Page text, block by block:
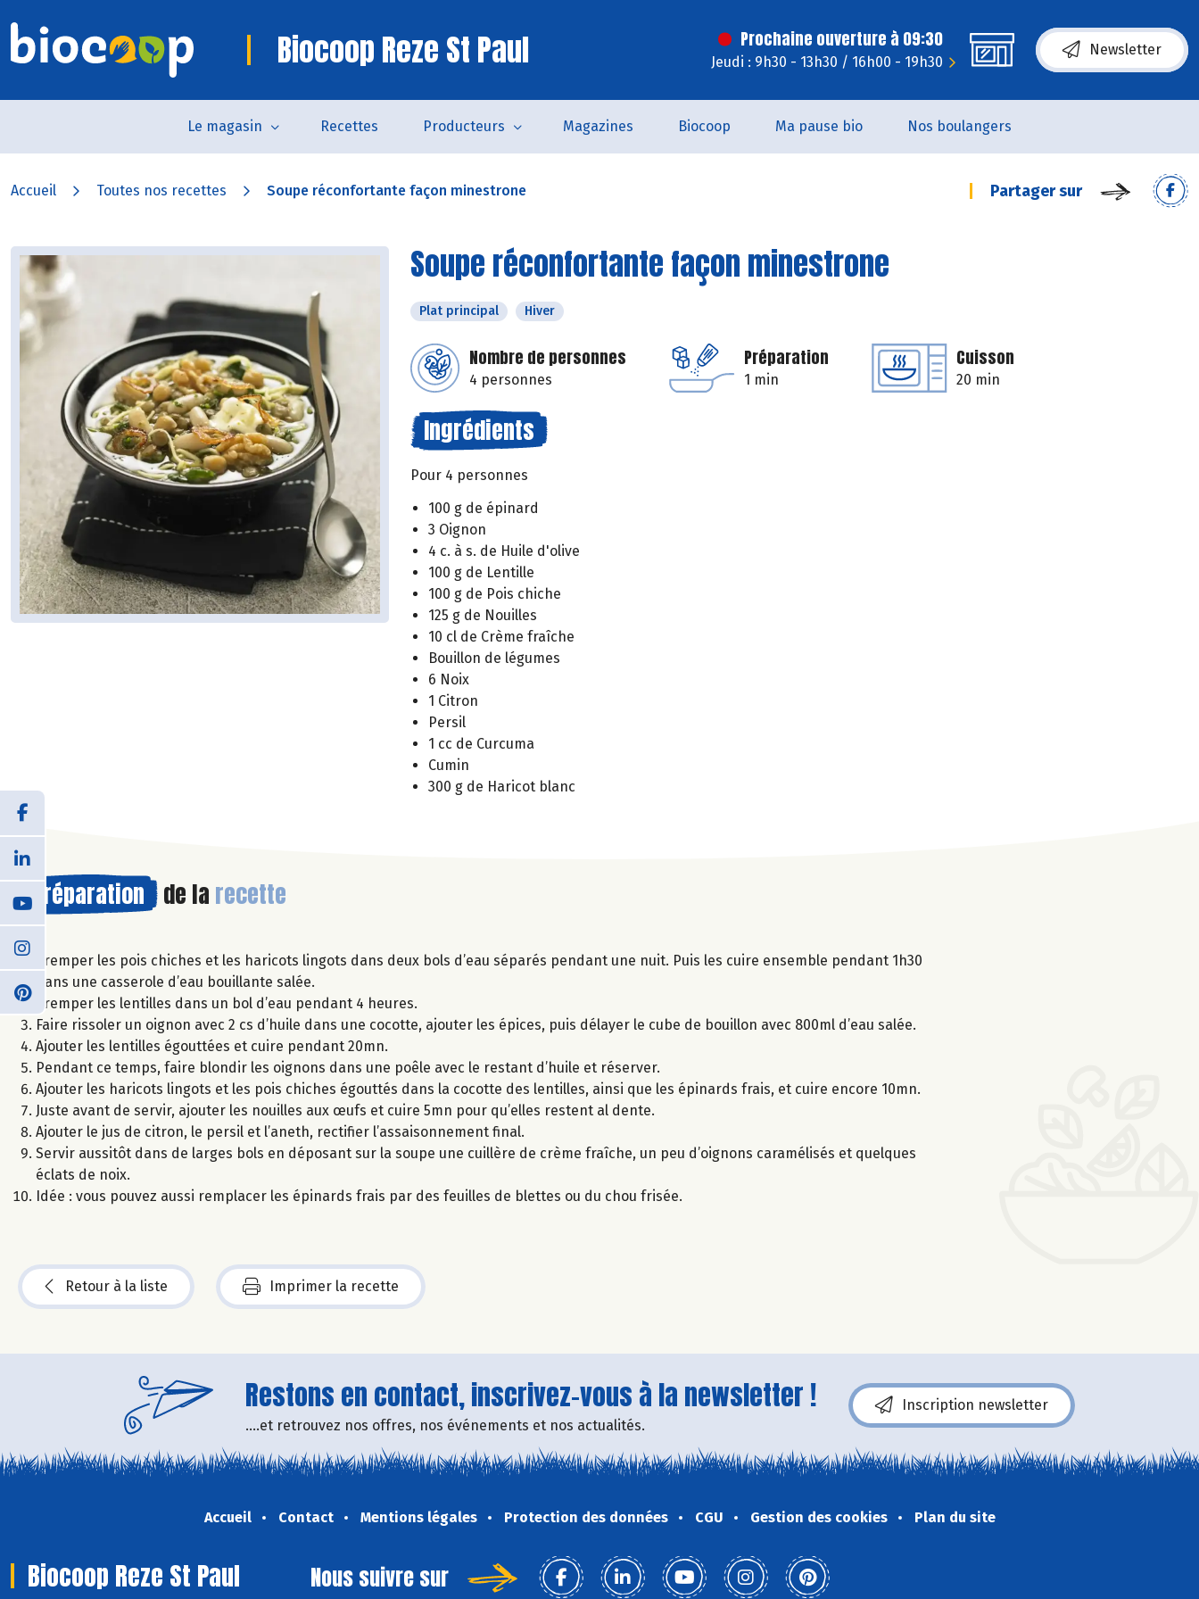
Biocoop Reze St Paul Prochaine ouverture à 09:30
Jeudi : 9h30 - 13h30 / 16h00 - 19h30
Newsletter
Le magasin Recettes Producteurs Magazines Biocoop Ma pause bio Nos boulangers
Accueil Toutes nos recettes Soupe réconfortante façon minestrone Partager sur
Soupe réconfortante façon minestrone
Plat principal Hiver
Nombre de personnes
4 personnes
Préparation
1 min
Cuisson
20 min
Ingrédients
Pour 4 personnes
100 g de épinard
3 Oignon
4 c. à s. de Huile d'olive
100 g de Lentille
100 g de Pois chiche
125 g de Nouilles
10 cl de Crème fraîche
Bouillon de légumes
6 Noix
1 Citron
Persil
1 cc de Curcuma
Cumin
300 g de Haricot blanc
Préparation de la recette
Tremper les pois chiches et les haricots lingots dans deux bols d’eau séparés pendant une nuit. Puis les cuire ensemble pendant 1h30
dans une casserole d’eau bouillante salée.
Tremper les lentilles dans un bol d’eau pendant 4 heures.
Faire rissoler un oignon avec 2 cs d’huile dans une cocotte, ajouter les épices, puis délayer le cube de bouillon avec 800ml d’eau salée.
Ajouter les lentilles égouttées et cuire pendant 20mn.
Pendant ce temps, faire blondir les oignons dans une poêle avec le restant d’huile et réserver.
Ajouter les haricots lingots et les pois chiches égouttés dans la cocotte des lentilles, ainsi que les épinards frais, et cuire encore 10mn.
Juste avant de servir, ajouter les nouilles aux œufs et cuire 5mn pour qu’elles restent al dente.
Ajouter le jus de citron, le persil et l’aneth, rectifier l’assaisonnement final.
Servir aussitôt dans de larges bols en déposant sur la soupe une cuillère de crème fraîche, un peu d’oignons caramélisés et quelques
éclats de noix.
Idée : vous pouvez aussi remplacer les épinards frais par des feuilles de blettes ou du chou frisée.
Retour à la liste Imprimer la recette
Restons en contact, inscrivez-vous à la newsletter !
....et retrouvez nos offres, nos événements et nos actualités.
Inscription newsletter
Accueil Contact Mentions légales Protection des données CGU Gestion des cookies Plan du site
Biocoop Reze St Paul Nous suivre sur